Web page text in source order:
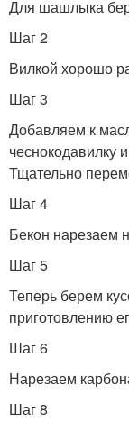
Для шашлыка
Шаг 2
Вилкой хорошо
Шаг 3
Добавляем к
чеснокодавилку
Тщательно
Шаг 4
Бекон нарезаем
Шаг 5
Теперь берем
приготовлению
Шаг 6
Нарезаем
Шаг 8